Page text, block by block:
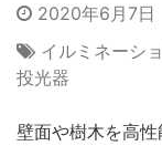
2020年6月7日
イルミネーシ
投光器
壁面や樹木を高